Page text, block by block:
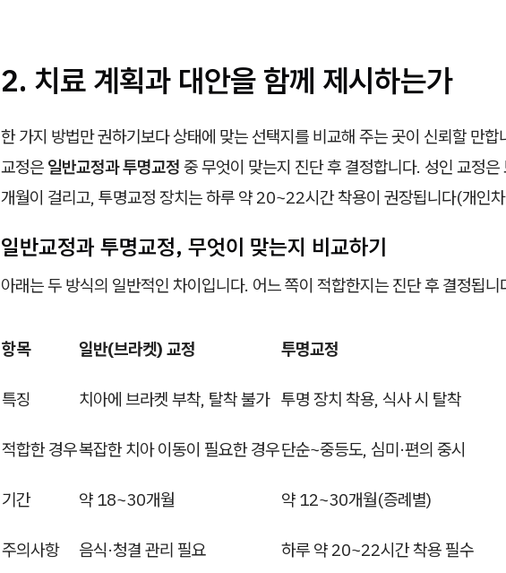
2. 치료 계획과 대안을 함께 제시하는가
한 가지 방법만 권하기보다 상태에 맞는 선택지를 비교해 주는 곳이 신뢰할 만합
교정은 일반교정과 투명교정 중 무엇이 맞는지 진단 후 결정합니다. 성인 교정
개월이 걸리고, 투명교정 장치는 하루 약 20~22시간 착용이 권장됩니다(개인
일반교정과 투명교정, 무엇이 맞는지 비교하기
아래는 두 방식의 일반적인 차이입니다. 어느 쪽이 적합한지는 진단 후 결정됩니
항목 일반(브라켓) 교정 투명교정
특징 치아에 브라켓 부착, 탈착 불가 투명 장치 착용, 식사 시 탈착
적합한 경우복잡한 치아 이동이 필요한 경우단순~중등도, 심미·편의 중시
기간 약 18~30개월 약 12~30개월(증례별)
주의사항 음식·청결 관리 필요 하루 약 20~22시간 착용 필수